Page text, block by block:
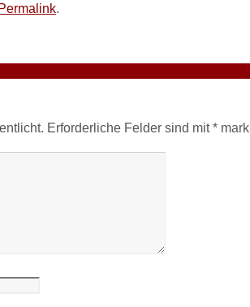
Permalink.
Erforderliche Felder sind mit*